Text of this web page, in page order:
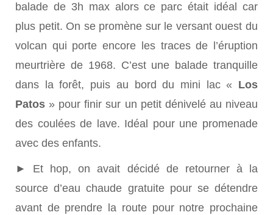
balade de 3h max alors ce parc était idéal car
plus petit. On se promène sur le versant ouest du
volcan qui porte encore les traces de l’éruption
meurtrière de 1968. C’est une balade tranquille
dans la forêt, puis au bord du mini lac « Los
Patos » pour finir sur un petit dénivelé au niveau
des coulées de lave. Idéal pour une promenade
avec des enfants.
► Et hop, on avait décidé de retourner à la
source d’eau chaude gratuite pour se détendre
avant de prendre la route pour notre prochaine